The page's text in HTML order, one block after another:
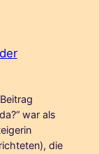
war als
die